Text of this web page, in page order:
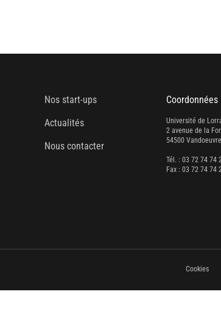
Nos start-ups
Actualités
Nous contacter
Coordonnées
Université de
2 avenue de la
54500
Tél. : 03 72 74 74
Fax : 03 72 74 74
Cookies